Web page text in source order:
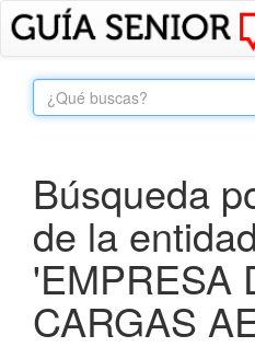
Búsqueda
de la
'EMPRESA
CARGAS